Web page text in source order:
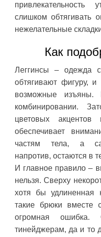
слишком обтягивать
нежелательные
Как
Леггинсы – одежда
обтягивают фигуру,
возможные
комбинировании.
цветовых
обеспечивает
частям тела, а
напротив, остаются в
И главное правило –
нельзя. Сверху
хотя бы удлиненная
такие брюки вместе
огромная ошибка.
тинейджерам, да и то